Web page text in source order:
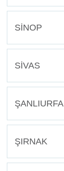
SİNOP
SİVAS
ŞANLIURFA
ŞIRNAK